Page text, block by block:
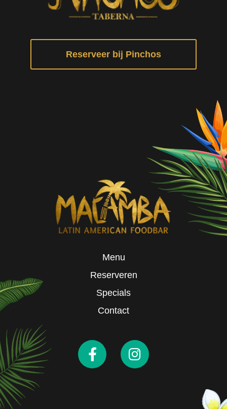
Reserveer bij Pinchos
Menu
Reserveren
Specials
Contact